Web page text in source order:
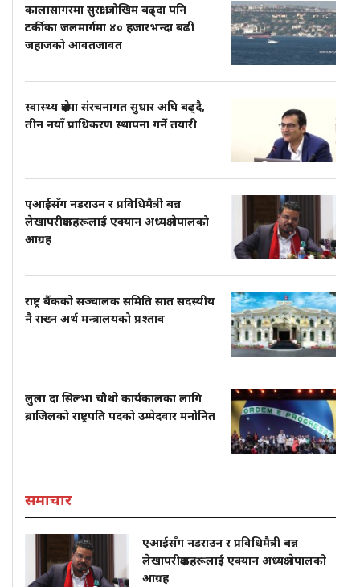
कालासागरमा सुरक्षा जोखिम बढ्दा पनि
टर्कीका जलमार्गमा ४० हजारभन्दा बढी
जहाजको आवतजावत
स्वास्थ्य क्षेत्रमा संरचनागत सुधार अघि बढ्दै,
तीन नयाँ प्राधिकरण स्थापना गर्ने तयारी
एआईसँग नडराउन र प्रविधिमैत्री बन्न
लेखापरीक्षकहरूलाई एक्यान अध्यक्ष नेपालको
आग्रह
राष्ट्र बैंकको सञ्चालक समिति सात सदस्यीय
नै राख्न अर्थ मन्त्रालयको प्रश्ताव
लुला दा सिल्भा चौथो कार्यकालका लागि
ब्राजिलको राष्ट्रपति पदको उम्मेदवार मनोनित
समाचार
एआईसँग नडराउन र प्रविधिमैत्री बन्न
लेखापरीक्षकहरूलाई एक्यान अध्यक्ष नेपालको
आग्रह